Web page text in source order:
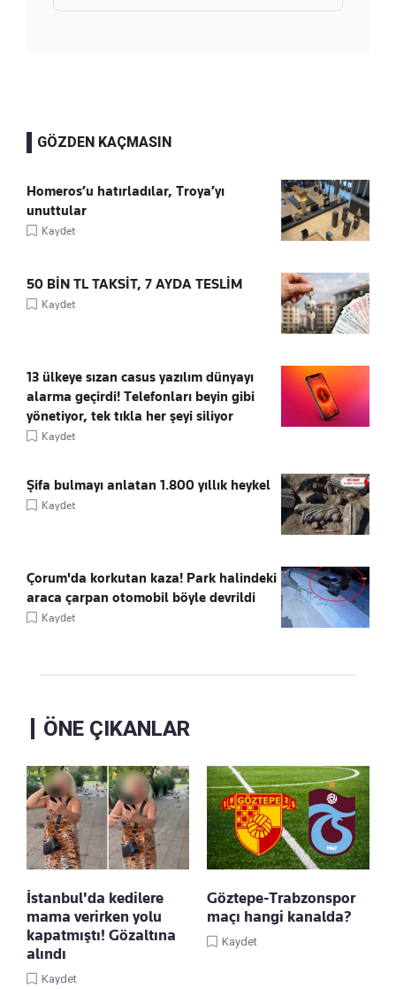
GÖZDEN KAÇMASIN
Homeros’u hatırladılar, Troya’yı
unuttular
Kaydet
50 BİN TL TAKSİT, 7 AYDA TESLİM
Kaydet
13 ülkeye sızan casus yazılım dünyayı
alarma geçirdi! Telefonları beyin gibi
yönetiyor, tek tıkla her şeyi siliyor
Kaydet
Şifa bulmayı anlatan 1.800 yıllık heykel
Kaydet
Çorum'da korkutan kaza! Park halindeki
araca çarpan otomobil böyle devrildi
Kaydet
ÖNE ÇIKANLAR
İstanbul'da kedilere
mama verirken yolu
kapatmıştı! Gözaltına
alındı
Kaydet
Göztepe-Trabzonspor
maçı hangi kanalda?
Kaydet